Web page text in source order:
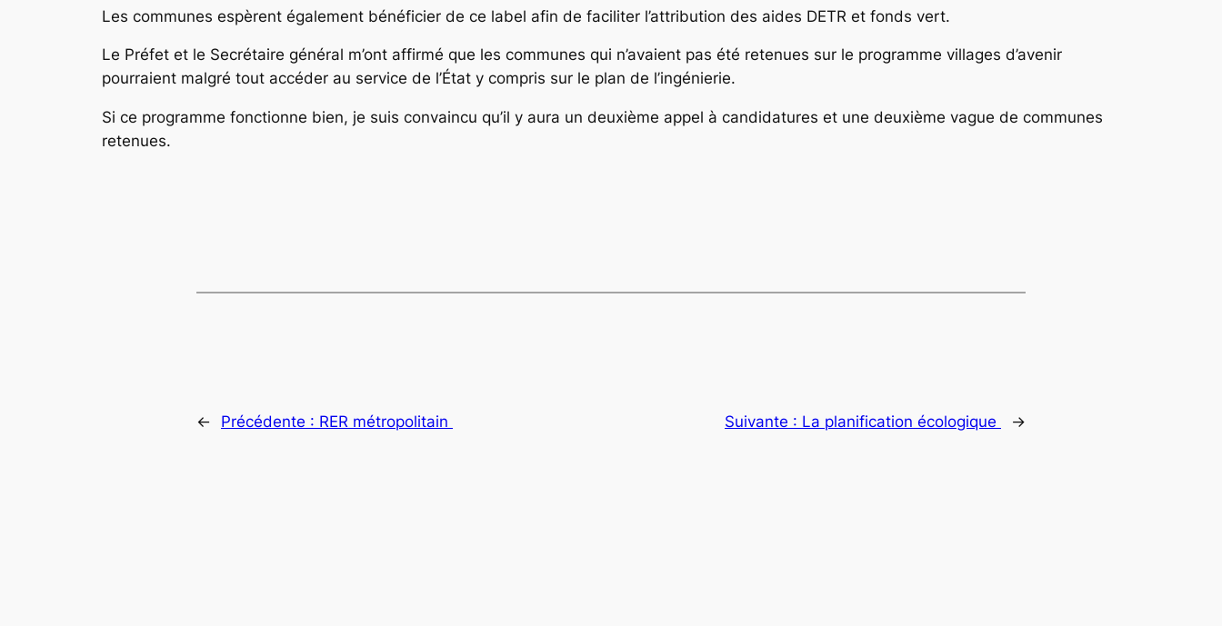
Les communes espèrent également bénéficier de ce label afin de faciliter l’attribution des aides DETR et fonds vert.
Le Préfet et le Secrétaire général m’ont affirmé que les communes qui n’avaient pas été retenues sur le programme villages d’avenir
pourraient malgré tout accéder au service de l’État y compris sur le plan de l’ingénierie.
Si ce programme fonctionne bien, je suis convaincu qu’il y aura un deuxième appel à candidatures et une deuxième vague de communes
retenues.
← Précédente : RER métropolitain Suivante : La planification écologique →